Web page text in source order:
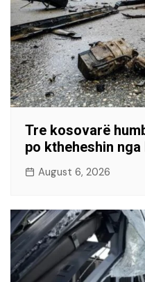
Tre kosovarë
po ktheheshin nga
August 6, 2026